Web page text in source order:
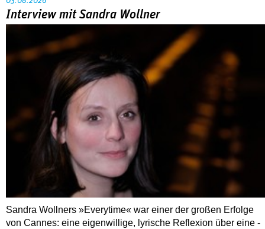
Interview mit Sandra Wollner
Sandra Wollners »Everytime« war einer der großen Erfolge
von Cannes: eine eigenwillige, lyrische Reflexion über eine ­